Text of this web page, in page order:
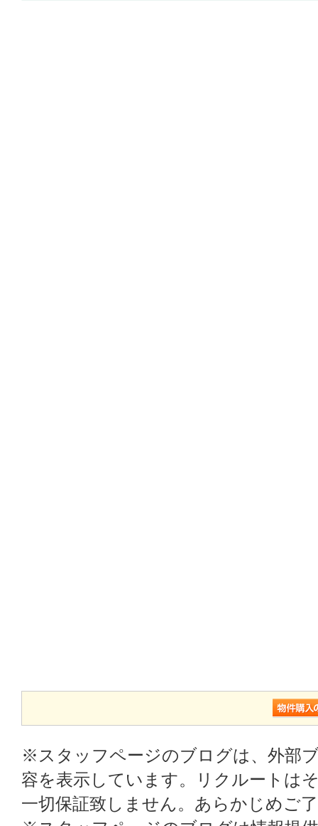
※スタッフページのブログは、外部
容を表示しています。リクルートは
一切保証致しません。あらかじめご